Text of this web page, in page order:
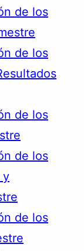
de los
de los
de los
de los
y
de los